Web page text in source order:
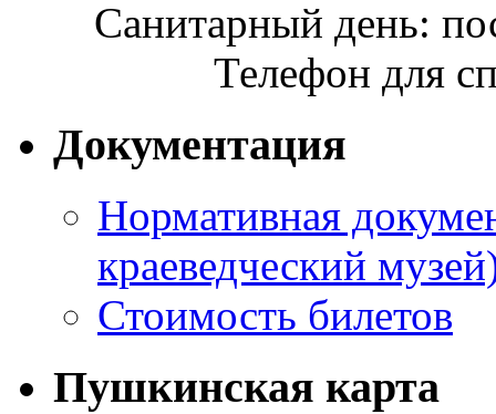
Санитарный день:
Телефон для
Документация
Нормативная
краеведческий
Стоимость билетов
Пушкинская карта